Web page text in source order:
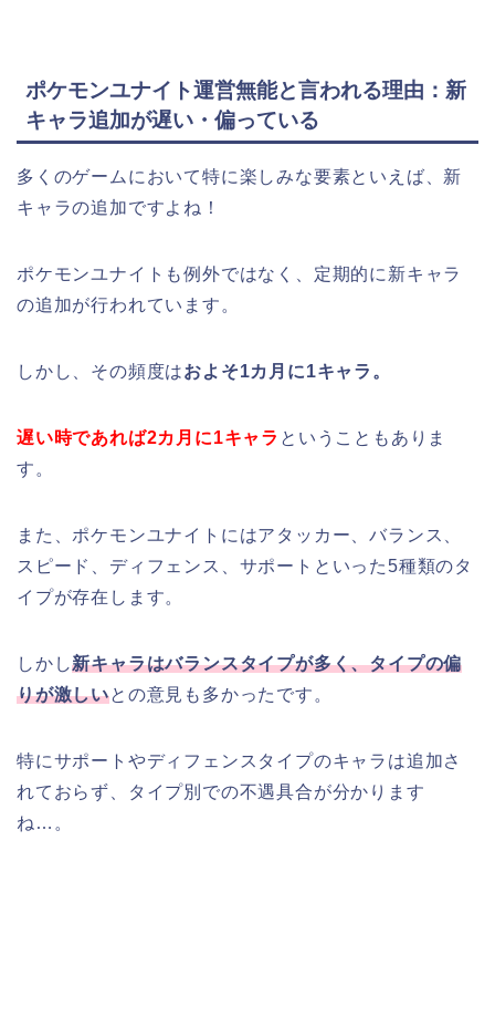
ポケモンユナイト運営無能と言われる理由：新
キャラ追加が遅い・偏っている
多くのゲームにおいて特に楽しみな要素といえば、新
キャラの追加ですよね！
ポケモンユナイトも例外ではなく、定期的に新キャラ
の追加が行われています。
しかし、その頻度はおよそ1カ月に1キャラ。
遅い時であれば2カ月に1キャラ ということもありま
す。
また、ポケモンユナイトにはアタッカー、バランス、
スピード、ディフェンス、サポートといった5種類のタ
イプが存在します。
しかし新キャラはバランスタイプが多く、タイプの偏
りが激しいとの意見も多かったです。
特にサポートやディフェンスタイプのキャラは追加さ
れておらず、タイプ別での不遇具合が分かります
ね…。